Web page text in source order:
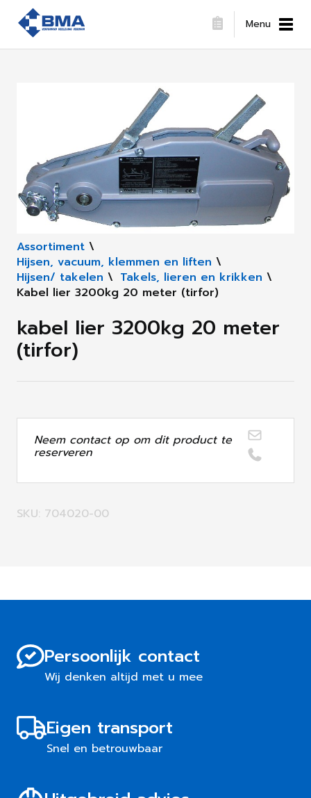
Menu
Assortiment \
Hijsen, vacuum, klemmen en liften \
Hijsen/ takelen \ Takels, lieren en krikken \
Kabel lier 3200kg 20 meter (tirfor)
kabel lier 3200kg 20 meter
(tirfor)
Neem contact op om dit product te
reserveren
SKU: 704020-00
Persoonlijk contact
Wij denken altijd met u mee
Eigen transport
Snel en betrouwbaar